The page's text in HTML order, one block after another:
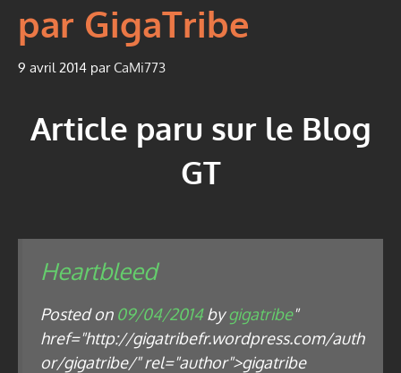
par GigaTribe
9 avril 2014 parCaMi773
Article paru sur le Blog
GT
Heartbleed
Posted on 09/04/2014bygigatribe"
href="http://gigatribefr.wordpress.com/auth
or/gigatribe/" rel="author">gigatribe